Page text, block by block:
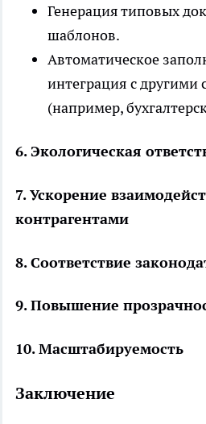
Генерация типовых
шаблонов.
Автоматическое
интеграция с другими
(например,
6. Экологическая
7. Ускорение
контрагентами
8. Соответствие
9. Повышение
10. Масштабируемость
Заключение